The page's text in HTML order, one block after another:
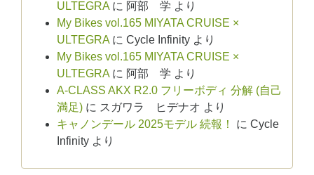
ULTEGRA に 阿部 学 より
My Bikes vol.165 MIYATA CRUISE ×
ULTEGRA に Cycle Infinity より
My Bikes vol.165 MIYATA CRUISE ×
ULTEGRA に 阿部 学 より
A-CLASS AKX R2.0 フリーボディ 分解 (自己
満足) に スガワラ ヒデナオ より
キャノンデール 2025モデル 続報！
に Cycle
Infinity より